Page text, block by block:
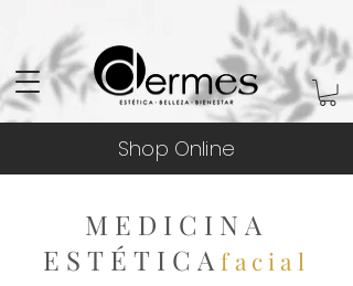
Shop Online
MEDICINA
ESTÉTICAfacial